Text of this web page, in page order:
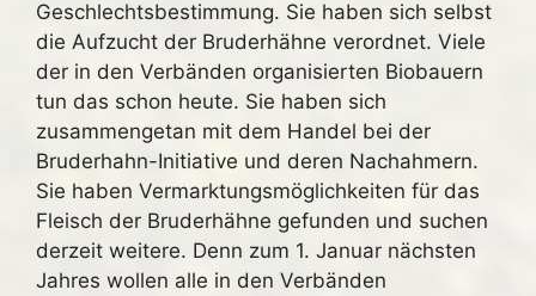
Geschlechtsbestimmung. Sie haben sich selbst
die Aufzucht der Bruderhähne verordnet. Viele
der in den Verbänden organisierten Biobauern
tun das schon heute. Sie haben sich
zusammengetan mit dem Handel bei der
Bruderhahn-Initiative und deren Nachahmern.
Sie haben Vermarktungsmöglichkeiten für das
Fleisch der Bruderhähne gefunden und suchen
derzeit weitere. Denn zum 1. Januar nächsten
Jahres wollen alle in den Verbänden